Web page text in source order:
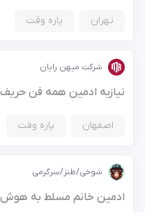
تهران پاره وقت
شرکت میهن رایان
نیازبه ادمین همه فن حریف
اصفهان پاره وقت
شوخی/طنز/سرگرمی
ادمین خانم مسلط به